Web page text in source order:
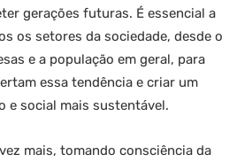
gerações futuras. É essencial a
os setores da sociedade, desde o
e a população em geral, para
essa tendência e criar um
e social mais sustentável.
mais, tomando consciência da